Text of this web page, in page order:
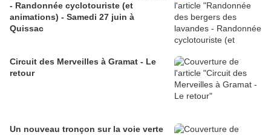
- Randonnée cyclotouriste (et
animations) - Samedi 27 juin à
Quissac
Circuit des Merveilles à Gramat - Le
retour
Un nouveau tronçon sur la voie verte